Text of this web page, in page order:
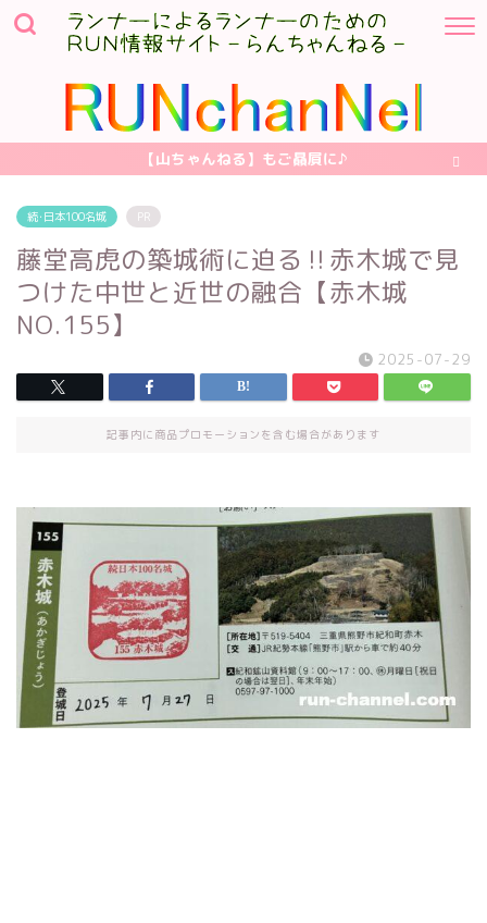
【山ちゃんねる】もご贔屓に♪
続･日本100名城 PR
藤堂高虎の築城術に迫る‼︎赤木城で見
つけた中世と近世の融合【赤木城
NO.155】
2025-07-29
記事内に商品プロモーションを含む場合があります